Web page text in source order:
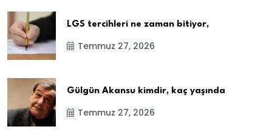
LGS tercihleri ne zaman bitiyor,
Temmuz 27, 2026
Gülgün Akansu kimdir, kaç yaşında
Temmuz 27, 2026